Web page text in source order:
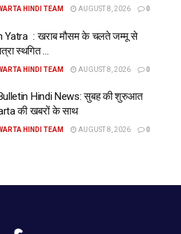
HINDI TEAM AUGUST 8, 2026 0
Yatra : खराब मौसम के चलते जम्मू से
स्थगित …
HINDI TEAM AUGUST 8, 2026 0
Hindi News: सुबह की शुरुआत
की खबरों के साथ
HINDI TEAM AUGUST 8, 2026 0